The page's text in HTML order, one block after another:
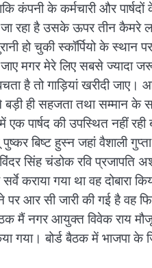
कंपनी के कर्मचारी और
रहा है उसके ऊपर तीन कैमरे
हो चुकी स्कॉर्पियो के स्थान
जाए मगर मेरे लिए सबसे ज्यादा
है तो गाड़ियां खरीदी
ही सहजता तथा सम्मान के
पार्षद की उपस्थित नहीं रही
पुष्कर बिष्ट हुस्न जहां
सिंह चंडोक रवि प्रजापति
कराया गया था वह दोबारा
आर सी जारी की गई है वह
मैं नगर आयुक्त विवेक राय
गया। बोर्ड बैठक में भाजपा के